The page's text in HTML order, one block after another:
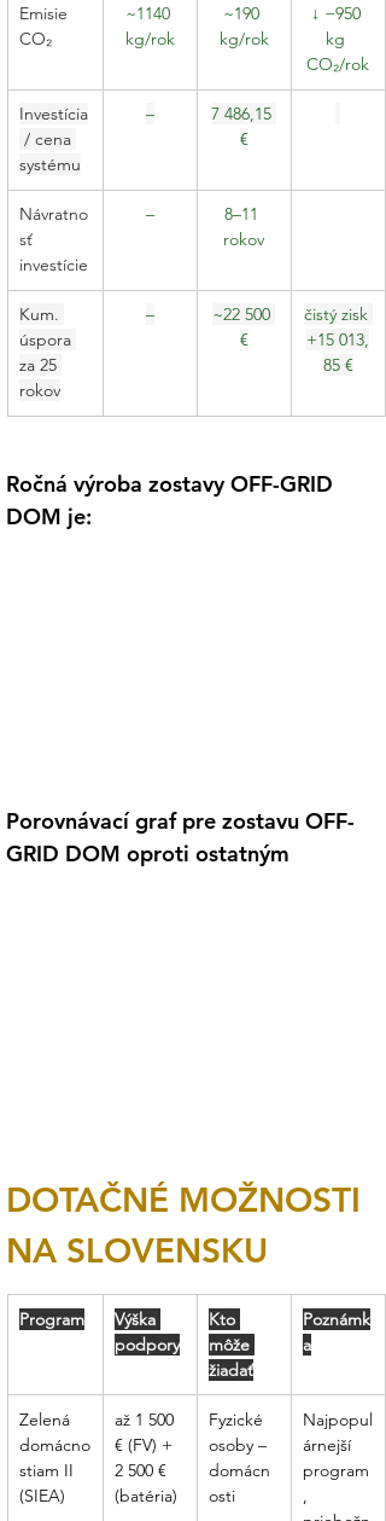
Emisie
CO₂
~1140
kg/rok
~190
kg/rok
↓ −950
kg
CO₂/rok
Investícia
/ cena
systému
–
7 486,15
€
Návratno
sť
investície
–
8–11
rokov
Kum.
úspora
za 25
rokov
–
~22 500
€
čistý zisk
+15 013,
85 €
Ročná výroba zostavy OFF-GRID
DOM je:
Porovnávací graf pre zostavu OFF-
GRID DOM oproti ostatným
DOTAČNÉ MOŽNOSTI
NA SLOVENSKU
Program
Výška
podpory
Kto
môže
žiadať
Poznámk
a
Zelená
domácno
stiam II
(SIEA)
až 1 500
€ (FV) +
2 500 €
(batéria)
Fyzické
osoby –
domácn
osti
Najpopul
árnejší
program
,